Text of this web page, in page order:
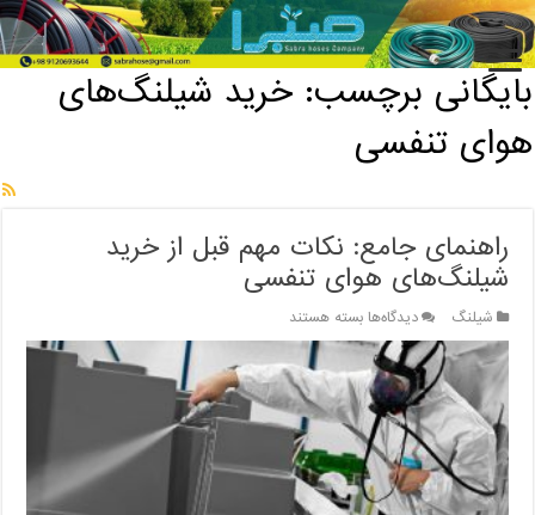
خانه / بایگانی برچسب: خرید شیلنگ‌های هوای تنفسی
بایگانی برچسب:خرید شیلنگ‌های
هوای تنفسی
راهنمای جامع: نکات مهم قبل از خرید
شیلنگ‌های هوای تنفسی
شیلنگ دیدگاه‌هابرای
راهنمای
نکات
مهم
قبل
از
خرید
شیلنگ‌های
هوای
بسته هستند